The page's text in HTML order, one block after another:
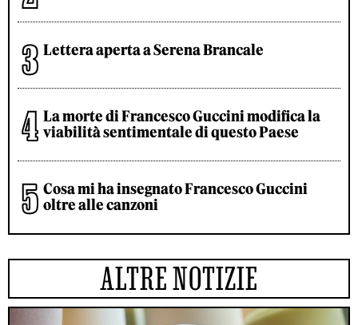
Lettera aperta a Serena Brancale
La morte di Francesco Guccini modifica la
viabilità sentimentale di questo Paese
Cosa mi ha insegnato Francesco Guccini
oltre alle canzoni
ALTRE NOTIZIE